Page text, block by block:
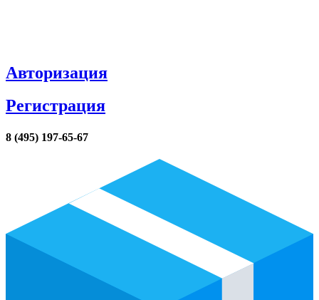
Авторизация
Регистрация
8 (495) 197-65-67